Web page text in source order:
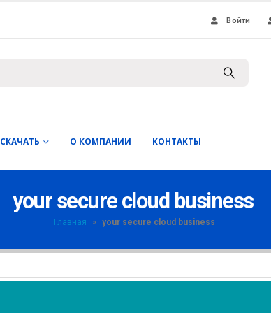
Войти
СКАЧАТЬ О КОМПАНИИ КОНТАКТЫ
your secure cloud business
Главная » your secure cloud business